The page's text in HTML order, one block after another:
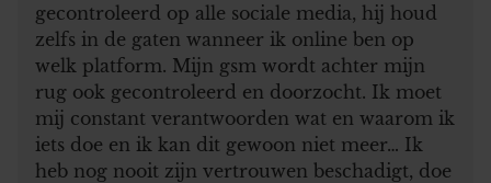
gecontroleerd op alle sociale media, hij houd
zelfs in de gaten wanneer ik online ben op
welk platform. Mijn gsm wordt achter mijn
rug ook gecontroleerd en doorzocht. Ik moet
mij constant verantwoorden wat en waarom ik
iets doe en ik kan dit gewoon niet meer… Ik
heb nog nooit zijn vertrouwen beschadigt, doe